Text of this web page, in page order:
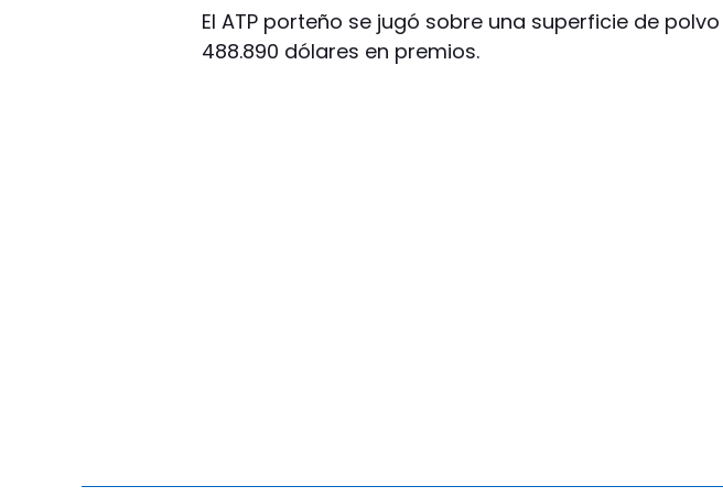
El ATP porteño se jugó sobre una superficie de
488.890 dólares en premios.